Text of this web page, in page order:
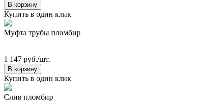
В корзину
Купить в один клик
Муфта трубы пломбир
1 147 руб./шт.
В корзину
Купить в один клик
Слив пломбир